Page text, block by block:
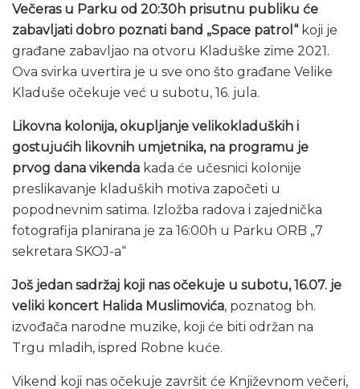
Večeras u Parku od 20:30h prisutnu publiku će
zabavljati dobro poznati band „Space patrol“ koji je
građane zabavljao na otvoru Kladuške zime 2021.
Ova svirka uvertira je u sve ono što građane Velike
Kladuše očekuje već u subotu, 16. jula.
Likovna kolonija, okupljanje velikokladuških i
gostujućih likovnih umjetnika, na programu je
prvog dana vikenda kada će učesnici kolonije
preslikavanje kladuških motiva započeti u
popodnevnim satima. Izložba radova i zajednička
fotografija planirana je za 16:00h u Parku ORB „7
sekretara SKOJ-a“
Još jedan sadržaj koji nas očekuje u subotu, 16.07. je
veliki koncert Halida Muslimovića, poznatog bh.
izvođača narodne muzike, koji će biti održan na
Trgu mladih, ispred Robne kuće.
Vikend koji nas očekuje završit će Književnom večeri,